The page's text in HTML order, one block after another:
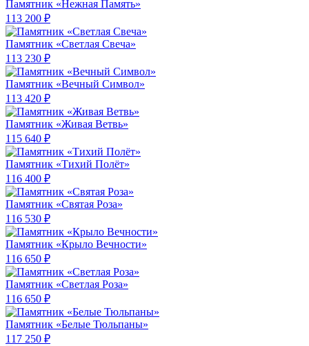
Памятник «Нежная Память»
113 200 ₽
Памятник «Светлая Свеча»
113 230 ₽
Памятник «Вечный Символ»
113 420 ₽
Памятник «Живая Ветвь»
115 640 ₽
Памятник «Тихий Полёт»
116 400 ₽
Памятник «Святая Роза»
116 530 ₽
Памятник «Крыло Вечности»
116 650 ₽
Памятник «Светлая Роза»
116 650 ₽
Памятник «Белые Тюльпаны»
117 250 ₽